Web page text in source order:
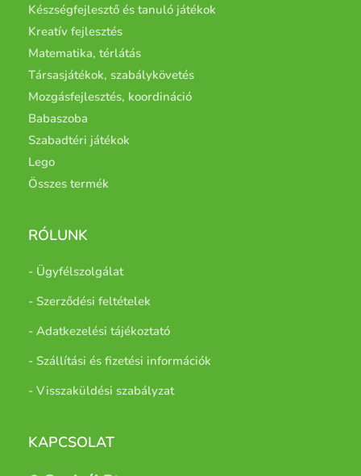
Készségfejlesztő és tanuló játékok
Kreatív fejlesztés
Matematika, térlátás
Társasjátékok, szabálykövetés
Mozgásfejlesztés, koordináció
Babaszoba
Szabadtéri játékok
Lego
Összes termék
RÓLUNK
- Ügyfélszolgálat
- Szerződési feltételek
- Adatkezelési tájékoztató
- Szállítási és fizetési információk
- Visszaküldési szabályzat
KAPCSOLAT